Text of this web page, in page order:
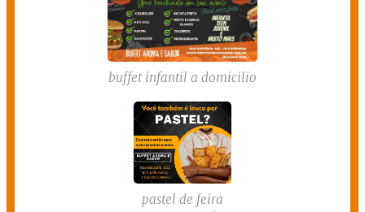
buffet infantil a domicilio
pastel de feira